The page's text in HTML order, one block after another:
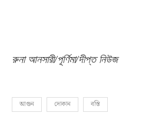
রুনা আনসারী/পূর্ণিমা/দীপ্ত নিউজ
আগুন দোকান বস্তি